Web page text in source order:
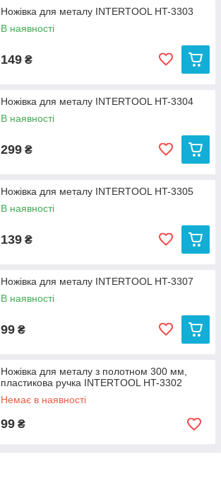
Ножівка для металу INTERTOOL HT-3303
В наявності
149 ₴
Ножівка для металу INTERTOOL HT-3304
В наявності
299 ₴
Ножівка для металу INTERTOOL HT-3305
В наявності
139 ₴
Ножівка для металу INTERTOOL HT-3307
В наявності
99 ₴
Ножівка для металу з полотном 300 мм,
пластикова ручка INTERTOOL HT-3302
Немає в наявності
99 ₴